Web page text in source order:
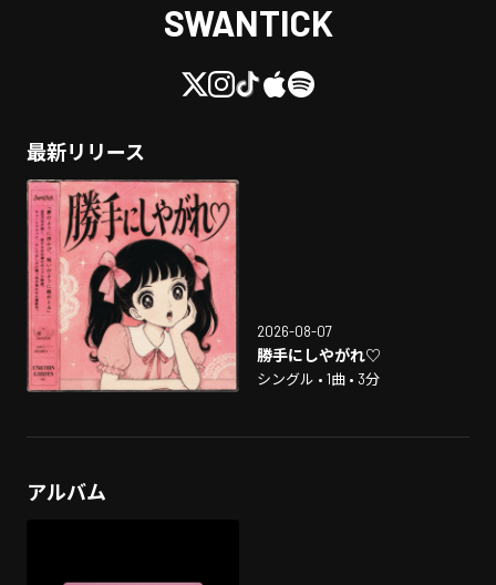
SWANTICK
最新リリース
2026-08-07
勝手にしやがれ♡
シングル • 1曲 • 3分
アルバム